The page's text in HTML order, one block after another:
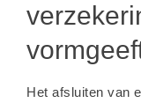
Het afsluiten van